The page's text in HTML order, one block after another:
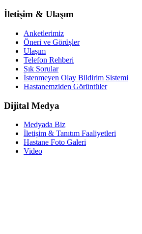
İletişim & Ulaşım
Anketlerimiz
Öneri ve Görüşler
Ulaşım
Telefon Rehberi
Sık Sorular
İstenmeyen Olay Bildirim Sistemi
Hastanemziden Görüntüler
Dijital Medya
Medyada Biz
İletişim & Tanıtım Faaliyetleri
Hastane Foto Galeri
Video